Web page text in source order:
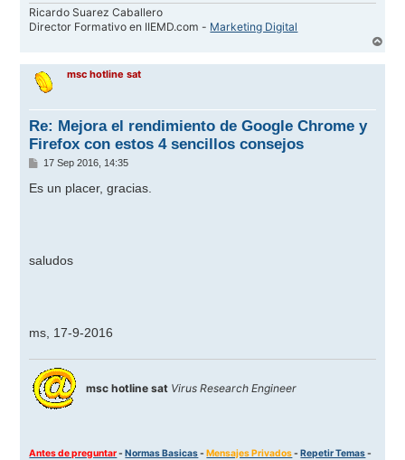
Ricardo Suarez Caballero
Director Formativo en IIEMD.com - Marketing Digital
r
msc hotline sat
Re: Mejora el rendimiento de Google Chrome y
Firefox con estos 4 sencillos consejos
M
n
17 Sep 2016, 14:35
Es un placer, gracias.
saludos
ms, 17-9-2016
msc hotline sat Virus Research Engineer
Antes de preguntar-Normas Basicas-Mensajes Privados-Repetir Temas-